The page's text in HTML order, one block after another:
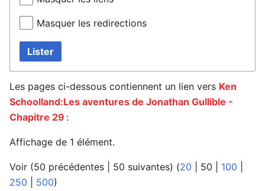
Masquer les redirections
Lister
Les pages ci-dessous contiennent un lien vers Ken
Schoolland:Les aventures de Jonathan Gullible -
Chapitre 29 :
Affichage de 1 élément.
Voir (50 précédentes 50 suivantes) (20 50 100
250
500)